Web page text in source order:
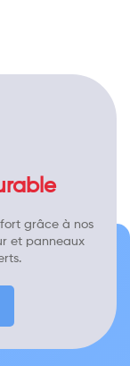
grâce à nos
et panneaux